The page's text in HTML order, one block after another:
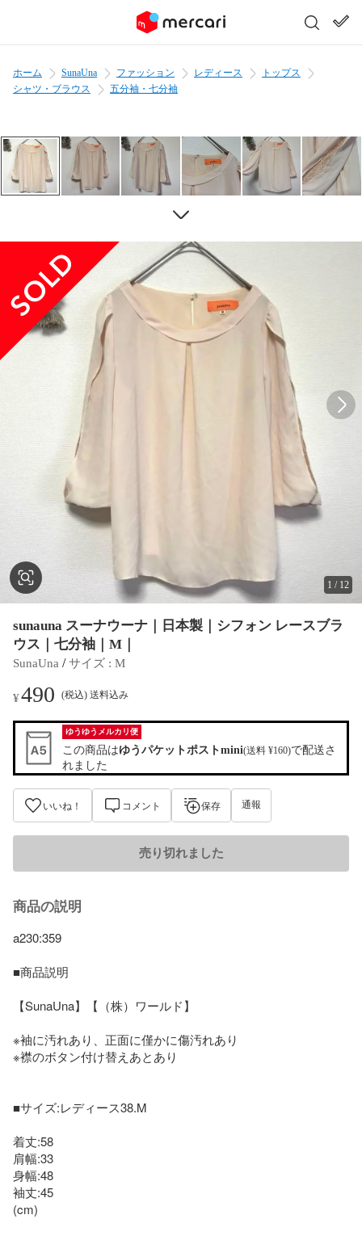
ホーム SunaUna ファッション レディース
トップス
シャツ・ブラウス
五分袖・七分袖
1 / 12
sunauna スーナウーナ｜日本製｜シフォン レースブラ
ウス｜七分袖｜M｜
SunaUna / サイズ : M
¥490 (税込) 送料込み
ゆうゆうメルカリ便
この商品はゆうパケットポストmini(送料 ¥160)で配送さ
れました
いいね！ コメント 保存 通報
売り切れました
商品の説明
a230:359
■商品説明
【SunaUna】【（株）ワールド】
※袖に汚れあり、正面に僅かに傷汚れあり
※襟のボタン付け替えあとあり
■サイズ:レディース38.M
着丈:58
肩幅:33
身幅:48
袖丈:45
(cm)